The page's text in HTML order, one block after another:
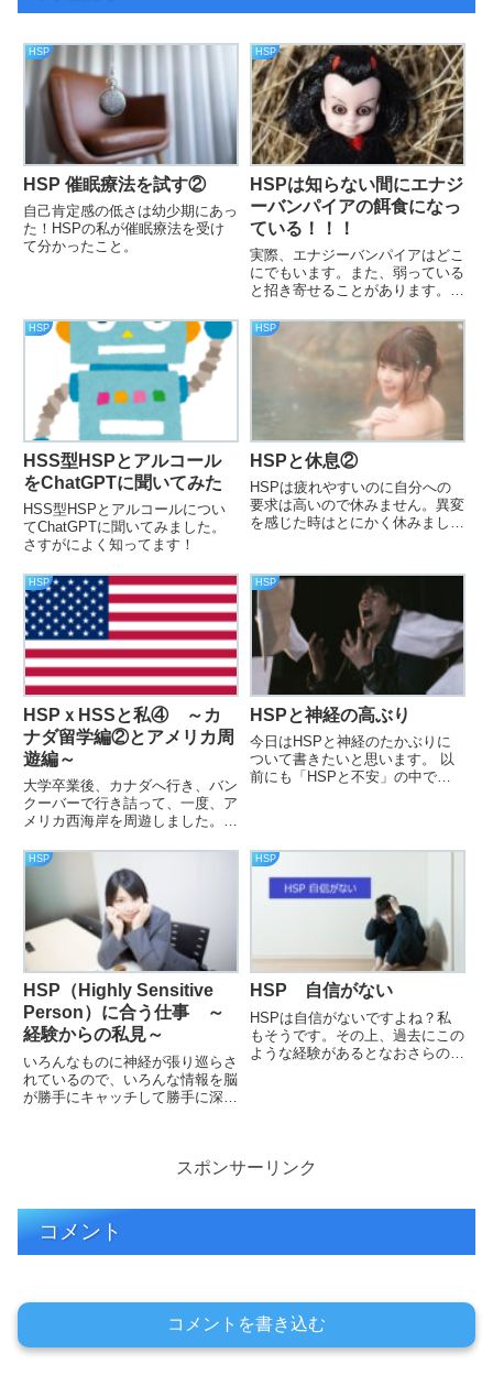
HSP
HSP 催眠療法を試す②
自己肯定感の低さは幼少期にあっ
た！HSPの私が催眠療法を受け
て分かったこと。
HSP
HSPは知らない間にエナジ
ーバンパイアの餌食になっ
ている！！！
実際、エナジーバンパイアはどこ
にでもいます。また、弱っている
と招き寄せることがあります。自
HSPは対処法を知らないといけ
ません。そんな対処法をまとめま
した。
HSP
HSS型HSPとアルコール
をChatGPTに聞いてみた
HSS型HSPとアルコールについ
てChatGPTに聞いてみました。
さすがによく知ってます！
HSP
HSPと休息②
HSPは疲れやすいのに自分への
要求は高いので休みません。異変
を感じた時はとにかく休みましょ
HSP
HSPｘHSSと私④ ～カ
ナダ留学編②とアメリカ周
遊編～
大学卒業後、カナダへ行き、バン
クーバーで行き詰って、一度、ア
メリカ西海岸を周遊しました。ア
ー」を利用して1週間周遊、その
後、個別でサンフランシスコ、
NYへ行きました。
HSP
HSPと神経の高ぶり
今日はHSPと神経のたかぶりに
ついて書きたいと思います。 以
前にも「HSPと不安」の中で不
HSP
HSP（Highly Sensitive
Person）に合う仕事 ～
経験からの私見～
いろんなものに神経が張り巡らさ
れているので、いろんな情報を脳
が勝手にキャッチして勝手に深く
HSP
HSP 自信がない
HSPは自信がないですよね？私
もそうです。その上、過去にこの
ような経験があるとなおさらのよ
スポンサーリンク
コメント
コメントを書き込む